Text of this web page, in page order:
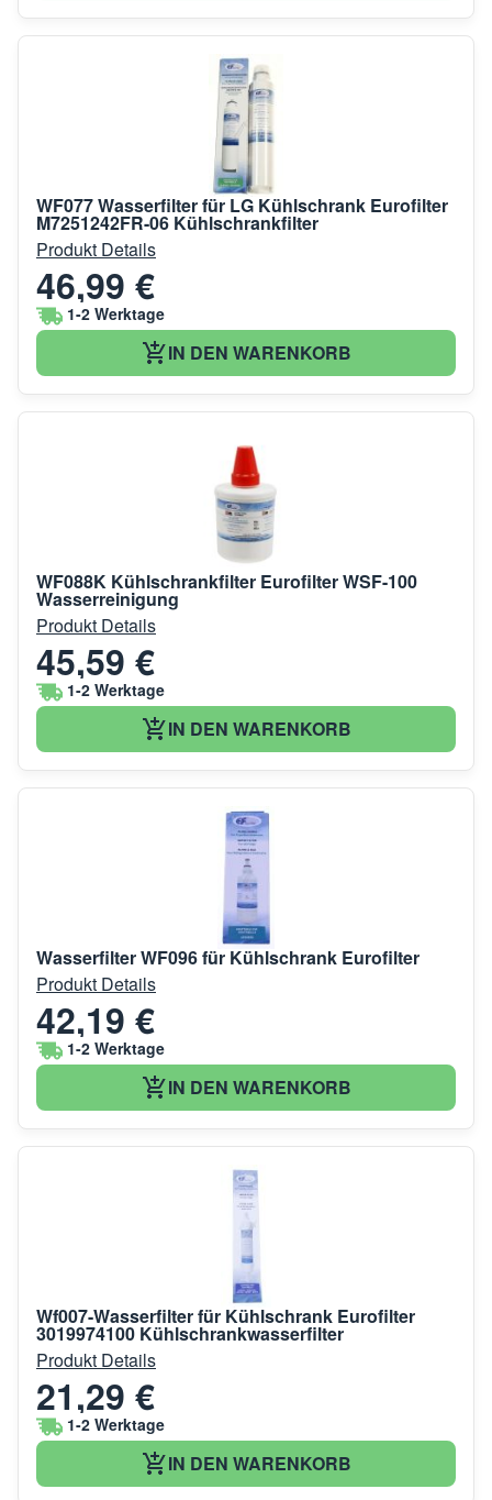
WF077 Wasserfilter für LG Kühlschrank Eurofilter
M7251242FR-06 Kühlschrankfilter
Produkt Details
46,99 €
1-2 Werktage
IN DEN WARENKORB
WF088K Kühlschrankfilter Eurofilter WSF-100
Wasserreinigung
Produkt Details
45,59 €
1-2 Werktage
IN DEN WARENKORB
Wasserfilter WF096 für Kühlschrank Eurofilter
Produkt Details
42,19 €
1-2 Werktage
IN DEN WARENKORB
Wf007-Wasserfilter für Kühlschrank Eurofilter
3019974100 Kühlschrankwasserfilter
Produkt Details
21,29 €
1-2 Werktage
IN DEN WARENKORB